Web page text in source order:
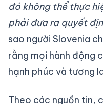
đó không thể thực
phải đưa ra quyết
sao người Slovenia
rằng mọi hành động
hạnh phúc và tương
Theo các nguồn tin,